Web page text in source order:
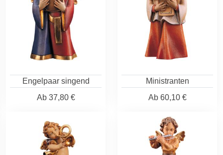
Engelpaar singend
Ab37,80 €
Ministranten
Ab60,10 €